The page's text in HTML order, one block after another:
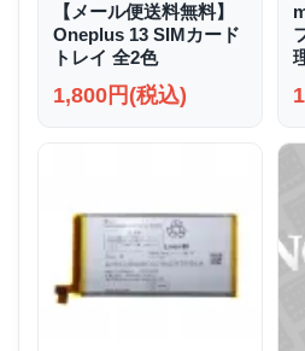
【メール便送料無料】
Oneplus 13 SIMカード
トレイ 全2色
1,800円(税込)